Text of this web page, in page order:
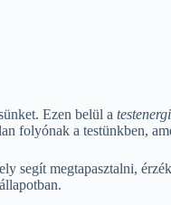
Ezen belül a
folyónak a testünkben,
segít megtapasztalni,